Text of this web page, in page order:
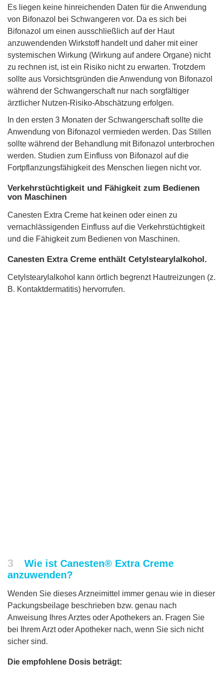
Es liegen keine hinreichenden Daten für die Anwendung
von Bifonazol bei Schwangeren vor. Da es sich bei
Bifonazol um einen ausschließlich auf der Haut
anzuwendenden Wirkstoff handelt und daher mit einer
systemischen Wirkung (Wirkung auf andere Organe) nicht
zu rechnen ist, ist ein Risiko nicht zu erwarten. Trotzdem
sollte aus Vorsichtsgründen die Anwendung von Bifonazol
während der Schwangerschaft nur nach sorgfältiger
ärztlicher Nutzen-Risiko-Abschätzung erfolgen.
In den ersten 3 Monaten der Schwangerschaft sollte die
Anwendung von Bifonazol vermieden werden. Das Stillen
sollte während der Behandlung mit Bifonazol unterbrochen
werden. Studien zum Einfluss von Bifonazol auf die
Fortpflanzungsfähigkeit des Menschen liegen nicht vor.
Verkehrstüchtigkeit und Fähigkeit zum Bedienen
von Maschinen
Canesten Extra Creme hat keinen oder einen zu
vernachlässigenden Einfluss auf die Verkehrstüchtigkeit
und die Fähigkeit zum Bedienen von Maschinen.
Canesten Extra Creme enthält Cetylstearylalkohol.
Cetylstearylalkohol kann örtlich begrenzt Hautreizungen (z.
B. Kontaktdermatitis) hervorrufen.
3
Wie ist Canesten® Extra Creme
anzuwenden?
Wenden Sie dieses Arzneimittel immer genau wie in dieser
Packungsbeilage beschrieben bzw. genau nach
Anweisung Ihres Arztes oder Apothekers an. Fragen Sie
bei Ihrem Arzt oder Apotheker nach, wenn Sie sich nicht
sicher sind.
Die empfohlene Dosis beträgt: